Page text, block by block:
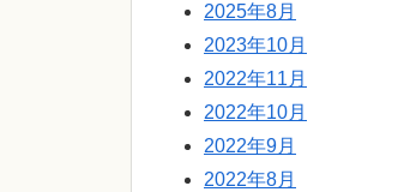
2025年8月
2023年10月
2022年11月
2022年10月
2022年9月
2022年8月